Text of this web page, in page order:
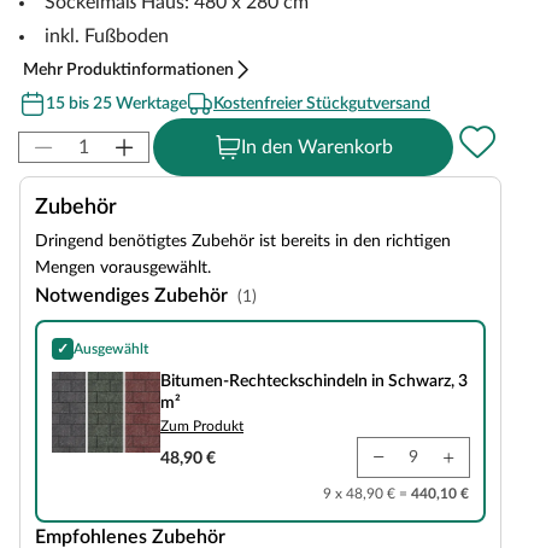
inkl. Fußboden
Mehr Produktinformationen
15 bis 25 Werktage
Kostenfreier Stückgutversand
In den Warenkorb
Zubehör
Dringend benötigtes Zubehör ist bereits in den richtigen
Mengen vorausgewählt.
Notwendiges Zubehör (1)
✓ Ausgewählt
Bitumen-Rechteckschindeln in Schwarz, 3 m²
Bitumen-Rechteckschindeln in Schwarz, 3
m²
Zum Produkt
48,90 €
9 x 48,90 € = 440,10 €
Empfohlenes Zubehör